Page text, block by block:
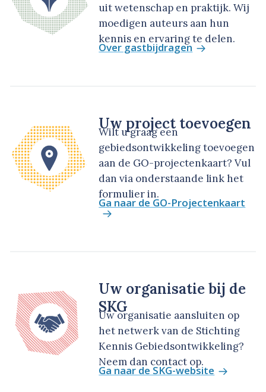
uit wetenschap en praktijk. Wij
moedigen auteurs aan hun
kennis en ervaring te delen.
Over gastbijdragen
Uw project toevoegen
Wilt u graag een
gebiedsontwikkeling toevoegen
aan de GO-projectenkaart? Vul
dan via onderstaande link het
formulier in.
Ga naar de GO-Projectenkaart
Uw organisatie bij de
SKG
Uw organisatie aansluiten op
het netwerk van de Stichting
Kennis Gebiedsontwikkeling?
Neem dan contact op.
Ga naar de SKG-website